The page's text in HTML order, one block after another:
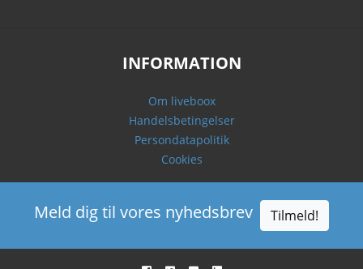
INFORMATION
Om liveboox
Handelsbetingelser
Persondatapolitik
Cookies
Meld dig til vores nyhedsbrev Tilmeld!